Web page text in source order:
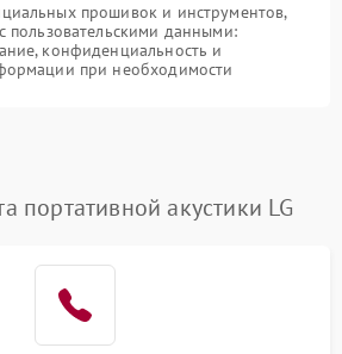
прошивок и инструментов,
пользовательскими данными:
конфиденциальность и
при необходимости
портативной акустики LG